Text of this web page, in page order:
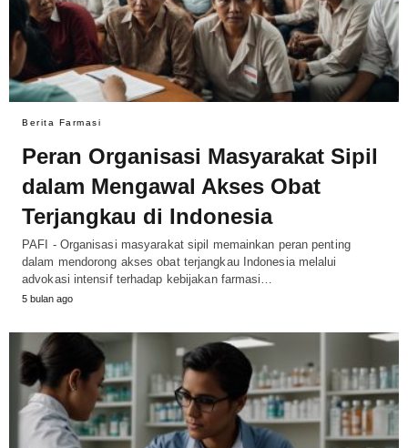
Berita Farmasi
Peran Organisasi Masyarakat Sipil
dalam Mengawal Akses Obat
Terjangkau di Indonesia
PAFI - Organisasi masyarakat sipil memainkan peran penting
dalam mendorong akses obat terjangkau Indonesia melalui
advokasi intensif terhadap kebijakan farmasi…
5 bulan ago